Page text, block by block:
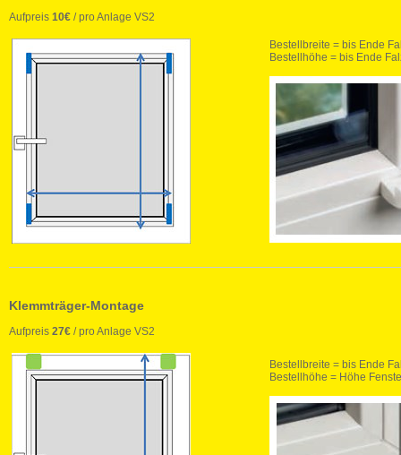
Aufpreis 10€ / pro Anlage VS2
Bestellbreite = bis Ende
Bestellhöhe = bis Ende
Klemmträger-Montage
Aufpreis 27€ / pro Anlage VS2
Bestellbreite = bis Ende
Bestellhöhe = Höhe